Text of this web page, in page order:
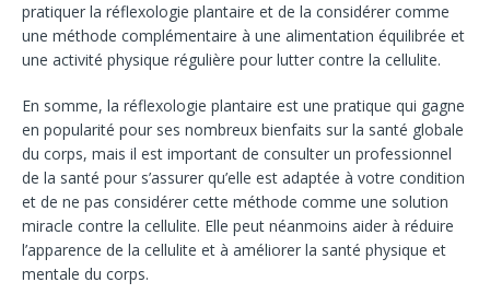
pratiquer la réflexologie plantaire et de la considérer comme
une méthode complémentaire à une alimentation équilibrée et
une activité physique régulière pour lutter contre la cellulite.
En somme, la réflexologie plantaire est une pratique qui gagne
en popularité pour ses nombreux bienfaits sur la santé globale
du corps, mais il est important de consulter un professionnel
de la santé pour s’assurer qu’elle est adaptée à votre condition
et de ne pas considérer cette méthode comme une solution
miracle contre la cellulite. Elle peut néanmoins aider à réduire
l’apparence de la cellulite et à améliorer la santé physique et
mentale du corps.